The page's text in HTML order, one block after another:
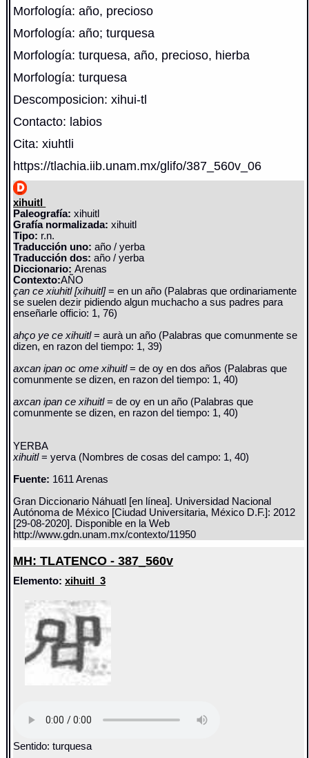
Morfología: año, precioso
Morfología: año; turquesa
Morfología: turquesa, año, precioso, hierba
Morfología: turquesa
Descomposicion: xihui-tl
Contacto: labios
Cita: xiuhtli
https://tlachia.iib.unam.mx/glifo/387_560v_06
xihuitl
Paleografía: xihuitl
Grafía normalizada: xihuitl
Tipo: r.n.
Traducción uno: año / yerba
Traducción dos: año / yerba
Diccionario:Arenas
Contexto:AÑO
çan ce xiuhitl [xihuitl]= en un año (Palabras que ordinariamente
se suelen dezir pidiendo algun muchacho a sus padres para
enseñarle officio: 1, 76)
ahço ye ce xihuitl= aurà un año (Palabras que comunmente se
dizen, en razon del tiempo: 1, 39)
axcan ipan oc ome xihuitl= de oy en dos años (Palabras que
comunmente se dizen, en razon del tiempo: 1, 40)
axcan ipan ce xihuitl= de oy en un año (Palabras que
comunmente se dizen, en razon del tiempo: 1, 40)
YERBA
xihuitl= yerva (Nombres de cosas del campo: 1, 40)
Fuente: 1611 Arenas
Gran Diccionario Náhuatl [en línea]. Universidad Nacional
Autónoma de México [Ciudad Universitaria, México D.F.]: 2012
[29-08-2020]. Disponible en la Web
http://www.gdn.unam.mx/contexto/11950
MH: TLATENCO - 387_560v
Elemento:xihuitl_3
Sentido: turquesa